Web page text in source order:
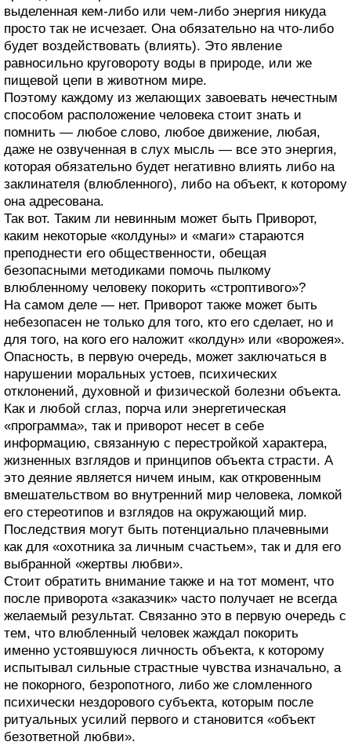
выделенная кем-либо или чем-либо энергия никуда
просто так не исчезает. Она обязательно на что-либо
будет воздействовать (влиять). Это явление
равносильно круговороту воды в природе, или же
пищевой цепи в животном мире.
Поэтому каждому из желающих завоевать нечестным
способом расположение человека стоит знать и
помнить — любое слово, любое движение, любая,
даже не озвученная в слух мысль — все это энергия,
которая обязательно будет негативно влиять либо на
заклинателя (влюбленного), либо на объект, к которому
она адресована.
Так вот. Таким ли невинным может быть Приворот,
каким некоторые «колдуны» и «маги» стараются
преподнести его общественности, обещая
безопасными методиками помочь пылкому
влюбленному человеку покорить «строптивого»?
На самом деле — нет. Приворот также может быть
небезопасен не только для того, кто его сделает, но и
для того, на кого его наложит «колдун» или «ворожея».
Опасность, в первую очередь, может заключаться в
нарушении моральных устоев, психических
отклонений, духовной и физической болезни объекта.
Как и любой сглаз, порча или энергетическая
«программа», так и приворот несет в себе
информацию, связанную с перестройкой характера,
жизненных взглядов и принципов объекта страсти. А
это деяние является ничем иным, как откровенным
вмешательством во внутренний мир человека, ломкой
его стереотипов и взглядов на окружающий мир.
Последствия могут быть потенциально плачевными
как для «охотника за личным счастьем», так и для его
выбранной «жертвы любви».
Стоит обратить внимание также и на тот момент, что
после приворота «заказчик» часто получает не всегда
желаемый результат. Связанно это в первую очередь с
тем, что влюбленный человек жаждал покорить
именно устоявшуюся личность объекта, к которому
испытывал сильные страстные чувства изначально, а
не покорного, безропотного, либо же сломленного
психически нездорового субъекта, которым после
ритуальных усилий первого и становится «объект
безответной любви».